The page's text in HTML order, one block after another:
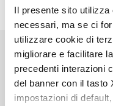
Il presente sito
necessari, ma se ci
utilizzare cookie di
migliorare e facilitare
precedenti interazioni
del banner con il tasto
impostazioni di
BARDAHL WORLD